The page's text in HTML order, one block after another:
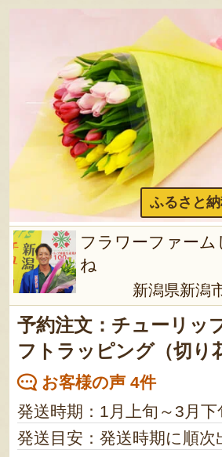
ふるさと
フラワーファーム
ね
新潟県新潟
予約注文：チューリッ
フトラッピング（切り
お客様の声 4件
発送時期：1月上旬～3月下
発送目安：発送時期に順次